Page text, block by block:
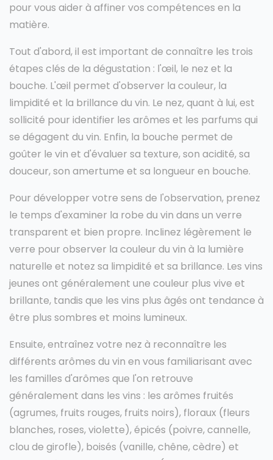
pour vous aider à affiner vos compétences en la
matière.
Tout d'abord, il est important de connaître les trois
étapes clés de la dégustation : l'œil, le nez et la
bouche. L'œil permet d'observer la couleur, la
limpidité et la brillance du vin. Le nez, quant à lui, est
sollicité pour identifier les arômes et les parfums qui
se dégagent du vin. Enfin, la bouche permet de
goûter le vin et d'évaluer sa texture, son acidité, sa
douceur, son amertume et sa longueur en bouche.
Pour développer votre sens de l'observation, prenez
le temps d'examiner la robe du vin dans un verre
transparent et bien propre. Inclinez légèrement le
verre pour observer la couleur du vin à la lumière
naturelle et notez sa limpidité et sa brillance. Les vins
jeunes ont généralement une couleur plus vive et
brillante, tandis que les vins plus âgés ont tendance à
être plus sombres et moins lumineux.
Ensuite, entraînez votre nez à reconnaître les
différents arômes du vin en vous familiarisant avec
les familles d'arômes que l'on retrouve
généralement dans les vins : les arômes fruités
(agrumes, fruits rouges, fruits noirs), floraux (fleurs
blanches, roses, violette), épicés (poivre, cannelle,
clou de girofle), boisés (vanille, chêne, cèdre) et